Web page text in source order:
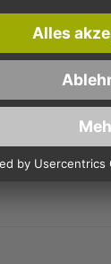
10 Uhr,
noch am